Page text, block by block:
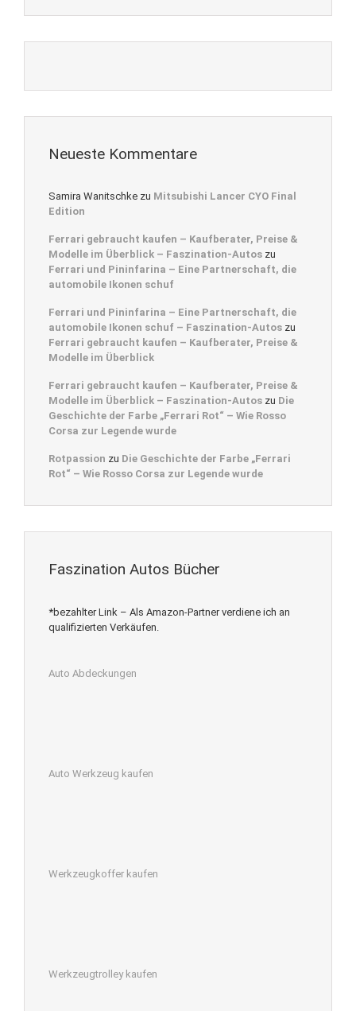
Neueste Kommentare
Samira Wanitschke zu Mitsubishi Lancer CYO Final
Edition
Ferrari gebraucht kaufen – Kaufberater, Preise &
Modelle im Überblick – Faszination-Autos zu
Ferrari und Pininfarina – Eine Partnerschaft, die
automobile Ikonen schuf
Ferrari und Pininfarina – Eine Partnerschaft, die
automobile Ikonen schuf – Faszination-Autos zu
Ferrari gebraucht kaufen – Kaufberater, Preise &
Modelle im Überblick
Ferrari gebraucht kaufen – Kaufberater, Preise &
Modelle im Überblick – Faszination-Autos zu Die
Geschichte der Farbe „Ferrari Rot“ – Wie Rosso
Corsa zur Legende wurde
Rotpassion zu Die Geschichte der Farbe „Ferrari
Rot“ – Wie Rosso Corsa zur Legende wurde
Faszination Autos Bücher
*bezahlter Link – Als Amazon-Partner verdiene ich an
qualifizierten Verkäufen.
Auto Abdeckungen
Auto Werkzeug kaufen
Werkzeugkoffer kaufen
Werkzeugtrolley kaufen